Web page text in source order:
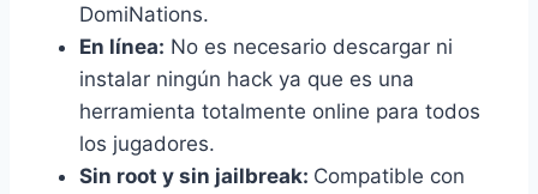
DomiNations.
En línea: No es necesario descargar ni
instalar ningún hack ya que es una
herramienta totalmente online para todos
los jugadores.
Sin root y sin jailbreak: Compatible con